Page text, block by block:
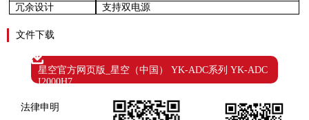
冗余设计
支持双电源
文件下载
星空官方网页版_星空（中国） YK-ADC系列 YK-ADC
I2000H7
法律申明